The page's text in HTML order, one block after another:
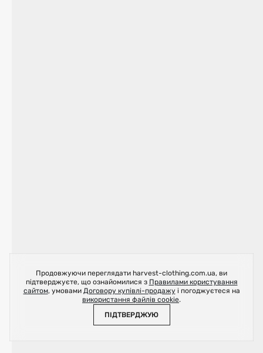
Продовжуючи переглядати harvest-clothing.com.ua, ви
підтверджуєте, що ознайомилися зПравилами користування
сайтом, умовамиДоговору купівлі-продажуі погоджуєтеся на
використання файлів cookie.
ПІДТВЕРДЖУЮ